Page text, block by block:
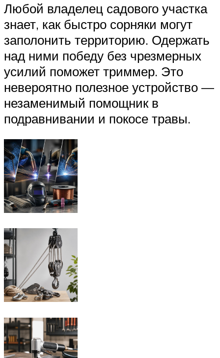
Любой владелец садового участка
знает, как быстро сорняки могут
заполонить территорию. Одержать
над ними победу без чрезмерных
усилий поможет триммер. Это
невероятно полезное устройство —
незаменимый помощник в
подравнивании и покосе травы.